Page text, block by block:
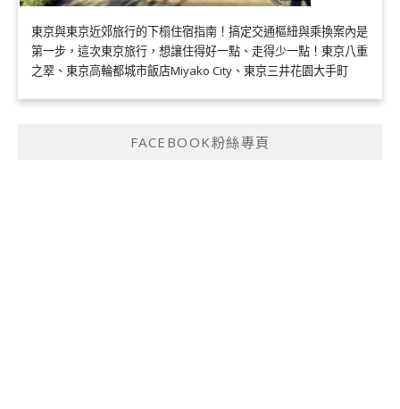
東京與東京近郊旅行的下榻住宿指南！搞定交通樞紐與乘換案內是
第一步，這次東京旅行，想讓住得好一點、走得少一點！東京八重
之翠、東京高輪都城市飯店Miyako City、東京三井花園大手町
FACEBOOK粉絲專頁